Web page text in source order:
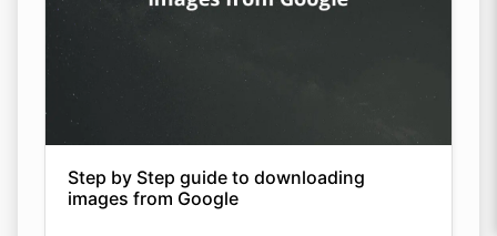
Step by Step guide to downloading
images from Google